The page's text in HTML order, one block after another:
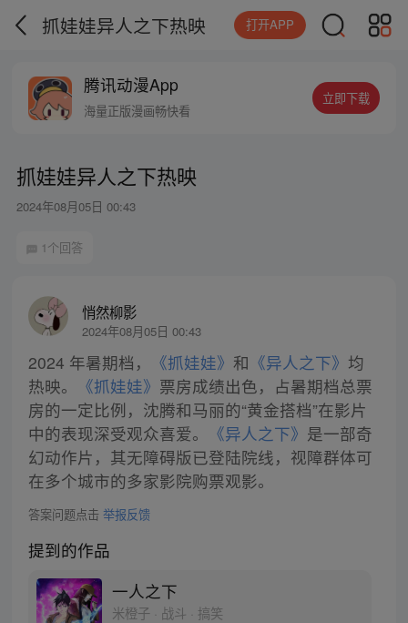
抓娃娃异人之下热映 打开APP
腾讯动漫App
海量正版漫画畅快看
立即下载
抓娃娃异人之下热映
2024年08月05日 00:43
1个回答
悄然柳影
2024年08月05日 00:43
2024 年暑期档， 《抓娃娃》 和 《异人之下》 均
热映。
《抓娃娃》 票房成绩出色，占暑期档总票
房的一定比例，沈腾和马丽的“黄金搭档”在影片
中的表现深受观众喜爱。
《异人之下》 是一部奇
幻动作片，其无障碍版已登陆院线，视障群体可
在多个城市的多家影院购票观影。
答案问题点击 举报反馈
提到的作品
一人之下
米橙子 · 战斗 · 搞笑